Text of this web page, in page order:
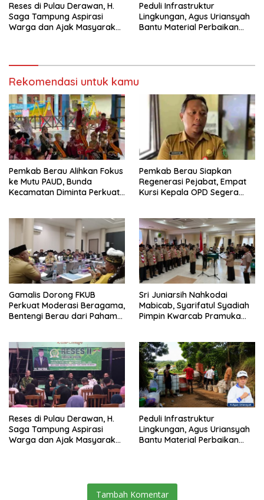
Reses di Pulau Derawan, H.
Saga Tampung Aspirasi
Warga dan Ajak Masyarakat
Peduli Infrastruktur
Lingkungan, Agus Uriansyah
Bantu Material Perbaikan
Rekomendasi untuk kamu
Pemkab Berau Alihkan Fokus
ke Mutu PAUD, Bunda
Kecamatan Diminta Perkuat
Pemkab Berau Siapkan
Regenerasi Pejabat, Empat
Kursi Kepala OPD Segera
Gamalis Dorong FKUB
Perkuat Moderasi Beragama,
Bentengi Berau dari Paham
Sri Juniarsih Nahkodai
Mabicab, Syarifatul Syadiah
Pimpin Kwarcab Pramuka
Reses di Pulau Derawan, H.
Saga Tampung Aspirasi
Warga dan Ajak Masyarakat
Peduli Infrastruktur
Lingkungan, Agus Uriansyah
Bantu Material Perbaikan
Tambah Komentar